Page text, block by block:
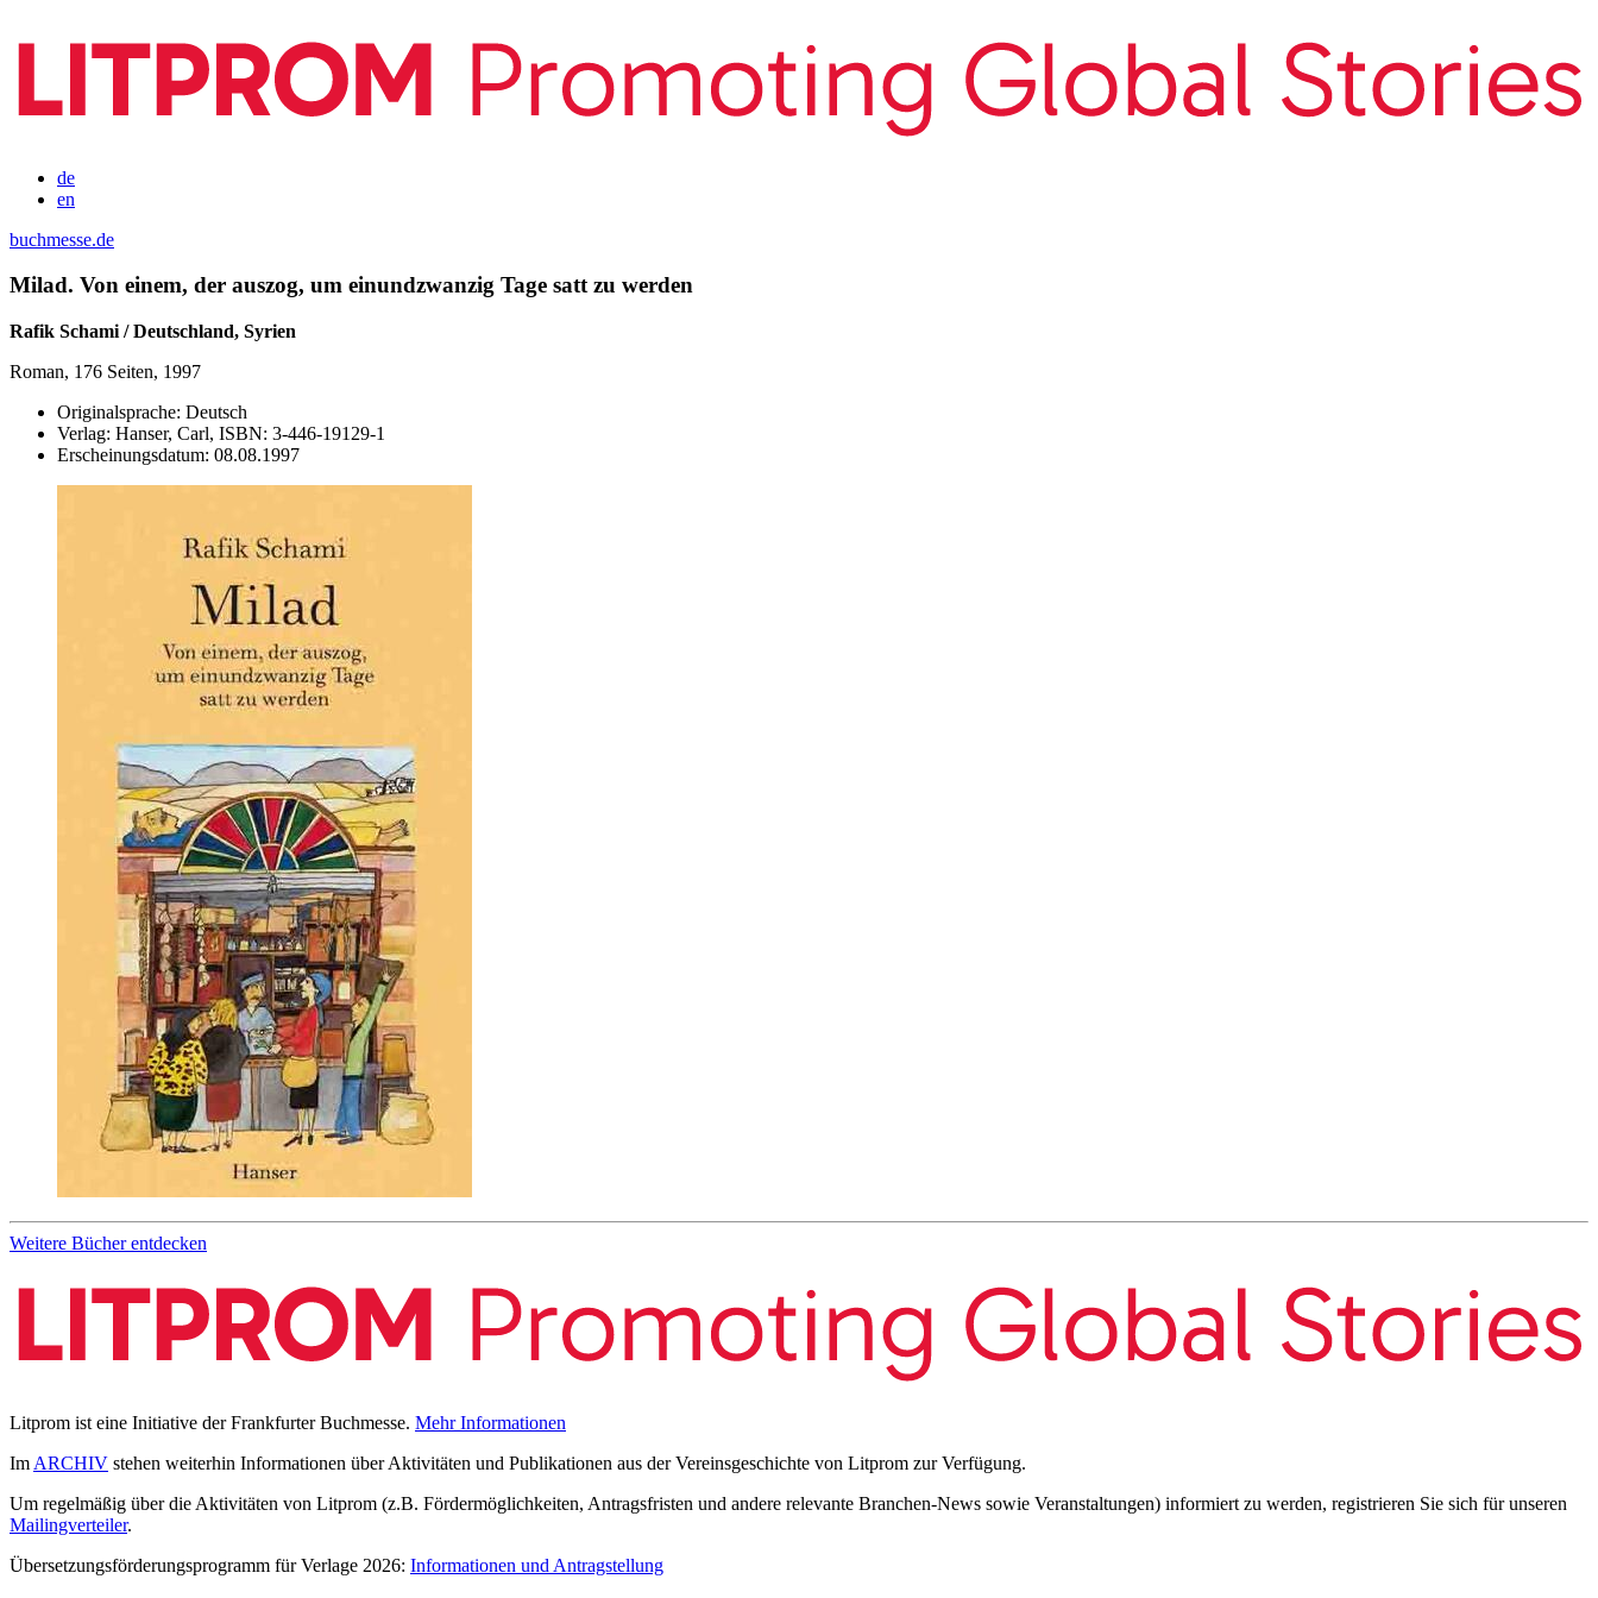
de
en
buchmesse.de
Milad. Von einem, der auszog, um einundzwanzig Tage satt zu werden
Rafik Schami / Deutschland, Syrien
Roman, 176 Seiten, 1997
Originalsprache: Deutsch
Verlag: Hanser, Carl, ISBN: 3-446-19129-1
Erscheinungsdatum: 08.08.1997
Weitere Bücher entdecken
Litprom ist eine Initiative der Frankfurter Buchmesse. Mehr Informationen
Im ARCHIV stehen weiterhin Informationen über Aktivitäten und Publikationen aus der Vereinsgeschichte von Litprom zur Verfügung.
Um regelmäßig über die Aktivitäten von Litprom (z.B. Fördermöglichkeiten, Antragsfristen und andere relevante Branchen-News sowie Veranstaltungen) informiert zu werden, registrieren Sie sich für unseren
Mailingverteiler.
Übersetzungsförderungsprogramm für Verlage 2026: Informationen und Antragstellung